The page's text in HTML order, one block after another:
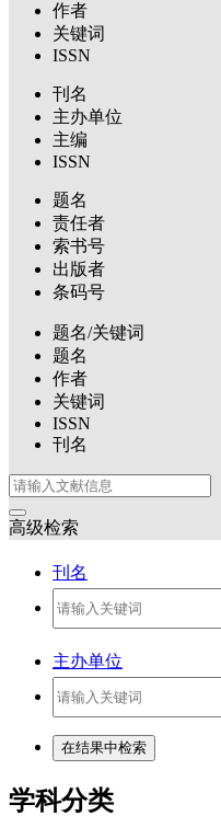
作者
关键词
ISSN
刊名
主办单位
主编
ISSN
题名
责任者
索书号
出版者
条码号
题名/关键词
题名
作者
关键词
ISSN
刊名
高级检索
刊名
主办单位
学科分类